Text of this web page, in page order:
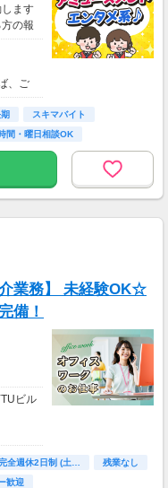
ます
の報
婦の
され
、ご
とのスキマバイト
間・曜日相談OK
介業務】 未経験OK☆
備！
ジは
ビル
全週休2日制 (土…
残業なし
歓迎